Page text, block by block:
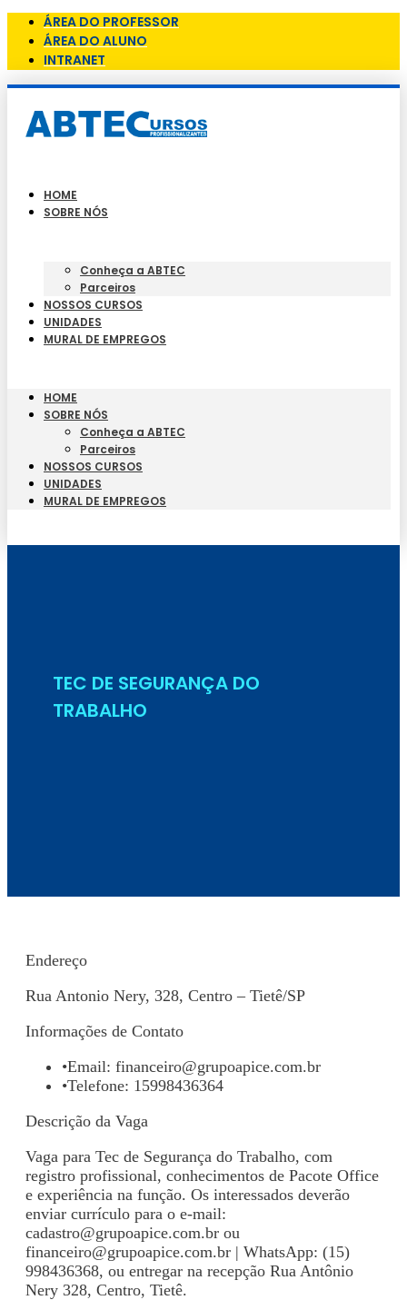
ÁREA DO PROFESSOR
ÁREA DO ALUNO
INTRANET
HOME
SOBRE NÓS
Conheça a ABTEC
Parceiros
NOSSOS CURSOS
UNIDADES
MURAL DE EMPREGOS
HOME
SOBRE NÓS
Conheça a ABTEC
Parceiros
NOSSOS CURSOS
UNIDADES
MURAL DE EMPREGOS
TEC DE SEGURANÇA DO
TRABALHO
Endereço
Rua Antonio Nery, 328, Centro – Tietê/SP
Informações de Contato
•Email: financeiro@grupoapice.com.br
•Telefone: 15998436364
Descrição da Vaga
Vaga para Tec de Segurança do Trabalho, com
registro profissional, conhecimentos de Pacote Office
e experiência na função. Os interessados deverão
enviar currículo para o e-mail:
cadastro@grupoapice.com.br ou
financeiro@grupoapice.com.br | WhatsApp: (15)
998436368, ou entregar na recepção Rua Antônio
Nery 328, Centro, Tietê.